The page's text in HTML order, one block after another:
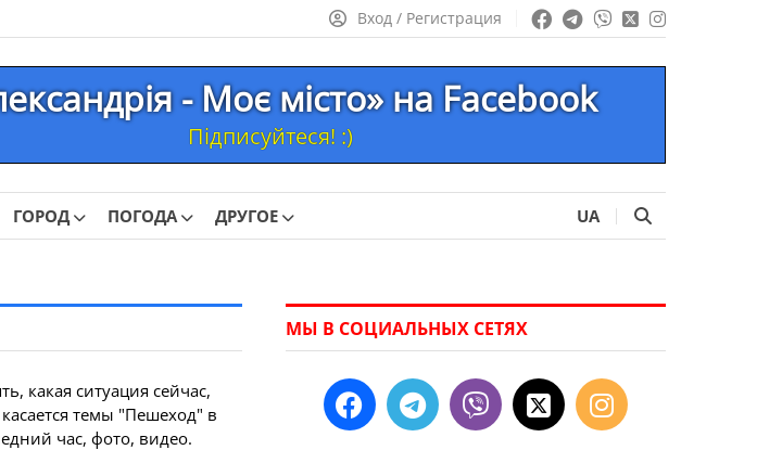
Вход / Регистрация
- Моє місто» на Facebook
Підписуйтеся! :)
ГОРОД ПОГОДА ДРУГОЕ UA
какая ситуация сейчас,
темы "Пешеход" в
час, фото, видео.
МЫ В СОЦИАЛЬНЫХ СЕТЯХ